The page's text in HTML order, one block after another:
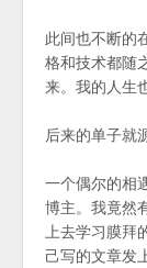
此间也不断的
格和技术都随
来。我的人生
后来的单子就
一个偶尔的相
博主。我竟然
上去学习膜拜
己写的文章发